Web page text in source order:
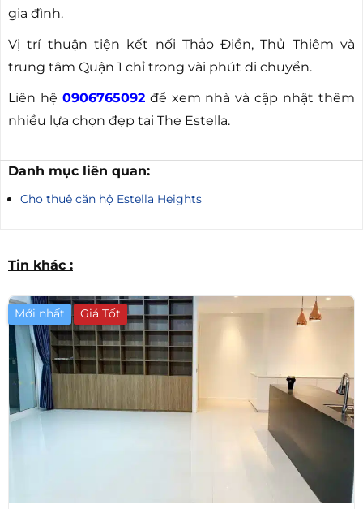
gia đình.
Vị trí thuận tiện kết nối Thảo Điền, Thủ Thiêm và
trung tâm Quận 1 chỉ trong vài phút di chuyển.
Liên hệ 0906765092để xem nhà và cập nhật thêm
nhiều lựa chọn đẹp tại The Estella.
Danh mục liên quan:
Cho thuê căn hộ Estella Heights
Tin khác :
Mới nhất Giá Tốt